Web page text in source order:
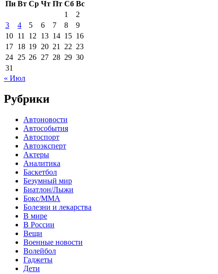
Пн Вт Ср Чт Пт Сб Вс
1
2
3
4 5 6 7 8
9
10 11 12 13 14 15 16
17 18 19 20 21 22 23
24 25 26 27 28 29 30
31
« Июл
Рубрики
Автоновости
Автособытия
Автоспорт
Автоэксперт
Актеры
Аналитика
Баскетбол
Безумный мир
Биатлон/Лыжи
Бокс/MMA
Болезни и лекарства
В мире
В России
Вещи
Военные новости
Волейбол
Гаджеты
Дети